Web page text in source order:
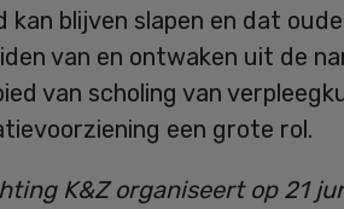
kan blijven slapen en dat
van en ontwaken uit de
van scholing van
een grote rol.
K&Z organiseert op 21